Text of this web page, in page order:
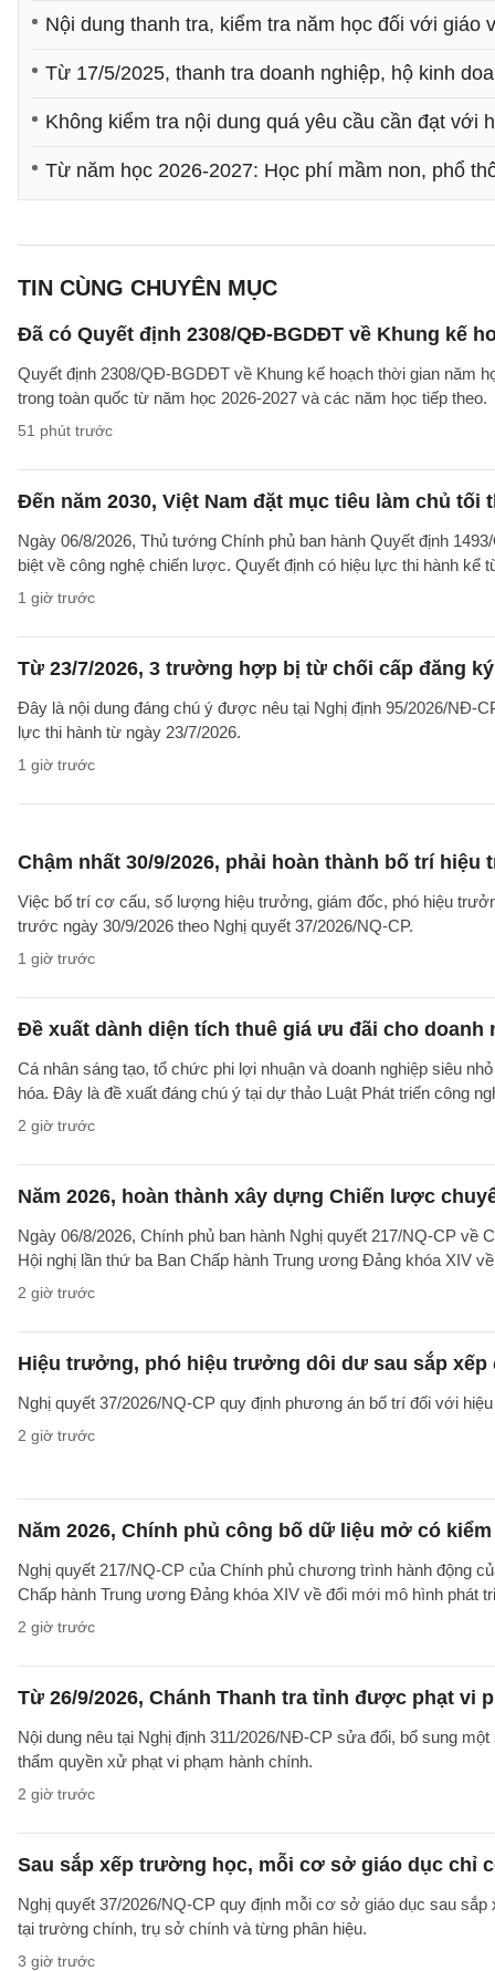
Nội dung thanh tra, kiểm tra năm học đối với giáo
Từ 17/5/2025, thanh tra doanh nghiệp, hộ kinh
Không kiểm tra nội dung quá yêu cầu cần đạt với
Từ năm học 2026-2027: Học phí mầm non, phổ
TIN CÙNG CHUYÊN MỤC
Đã có Quyết định 2308/QĐ-BGDĐT về Khung kế
Quyết định 2308/QĐ-BGDĐT về Khung kế hoạch thời gian năm
trong toàn quốc từ năm học 2026-2027 và các năm học tiếp theo.
51 phút trước
Đến năm 2030, Việt Nam đặt mục tiêu làm chủ
Ngày 06/8/2026, Thủ tướng Chính phủ ban hành Quyết định
biệt về công nghệ chiến lược. Quyết định có hiệu lực thi hành kể
1 giờ trước
Từ 23/7/2026, 3 trường hợp bị từ chối cấp đăng
Đây là nội dung đáng chú ý được nêu tại Nghị định 95/2026/NĐ-
lực thi hành từ ngày 23/7/2026.
1 giờ trước
Chậm nhất 30/9/2026, phải hoàn thành bố trí
Việc bố trí cơ cấu, số lượng hiệu trưởng, giám đốc, phó hiệu
trước ngày 30/9/2026 theo Nghị quyết 37/2026/NQ-CP.
1 giờ trước
Đề xuất dành diện tích thuê giá ưu đãi cho doanh
Cá nhân sáng tạo, tổ chức phi lợi nhuận và doanh nghiệp siêu
hóa. Đây là đề xuất đáng chú ý tại dự thảo Luật Phát triển công
2 giờ trước
Năm 2026, hoàn thành xây dựng Chiến lược
Ngày 06/8/2026, Chính phủ ban hành Nghị quyết 217/NQ-CP
Hội nghị lần thứ ba Ban Chấp hành Trung ương Đảng khóa XIV
2 giờ trước
Hiệu trưởng, phó hiệu trưởng dôi dư sau sắp
Nghị quyết 37/2026/NQ-CP quy định phương án bố trí đối với
2 giờ trước
Năm 2026, Chính phủ công bố dữ liệu mở có
Nghị quyết 217/NQ-CP của Chính phủ chương trình hành động
Chấp hành Trung ương Đảng khóa XIV về đổi mới mô hình phát
2 giờ trước
Từ 26/9/2026, Chánh Thanh tra tỉnh được phạt vi
Nội dung nêu tại Nghị định 311/2026/NĐ-CP sửa đổi, bổ sung
thẩm quyền xử phạt vi phạm hành chính.
2 giờ trước
Sau sắp xếp trường học, mỗi cơ sở giáo dục chỉ
Nghị quyết 37/2026/NQ-CP quy định mỗi cơ sở giáo dục sau
tại trường chính, trụ sở chính và từng phân hiệu.
3 giờ trước